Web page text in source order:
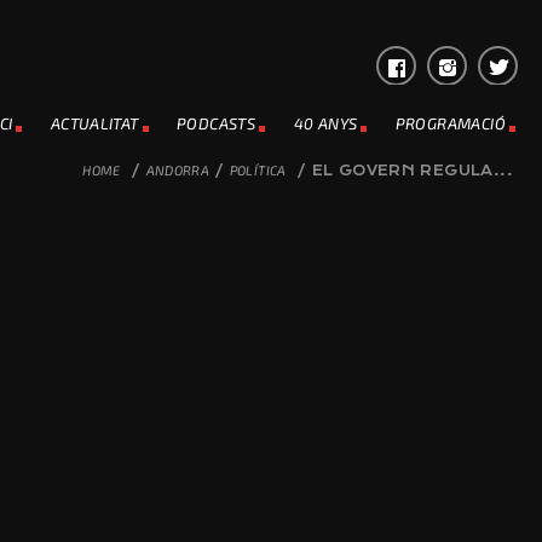
ACTUALITAT PODCASTS 40 ANYS PROGRAMACIÓ
HOME / ANDORRA / POLÍTICA / EL GOVERN REGULA...